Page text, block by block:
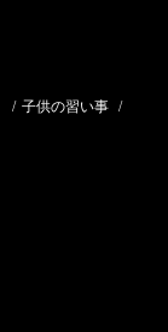
/ 子供の習い事 /